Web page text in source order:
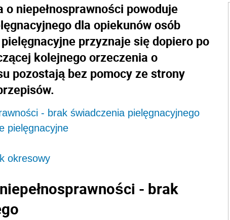
niepełnosprawności powoduje
dla opiekunów osób
przyznaje się dopiero po
kolejnego orzeczenia o
pozostają bez pomocy ze strony
- brak świadczenia pielęgnacyjnego
pielęgnacyjne
okresowy
- brak